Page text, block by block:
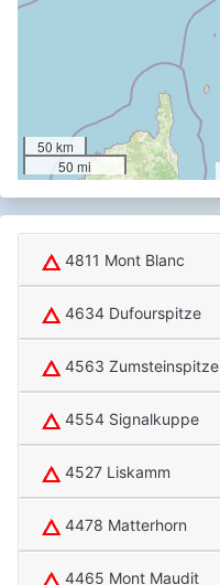
50 km
50 mi
4811 Mont Blanc
4634 Dufourspitze
4563 Zumsteinspitze
4554 Signalkuppe
4527 Liskamm
4478 Matterhorn
4465 Mont Maudit